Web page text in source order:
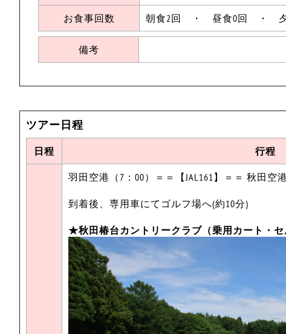
お食事回数 朝食2回 ・ 昼食0回 ・ 夕
備考
ツアー日程
日程 行程
羽田空港（7：00）＝＝【JAL161】＝＝ 秋田空
到着後、専用車にてゴルフ場へ(約10分)
★秋田椿台カントリークラブ（乗用カート・セ